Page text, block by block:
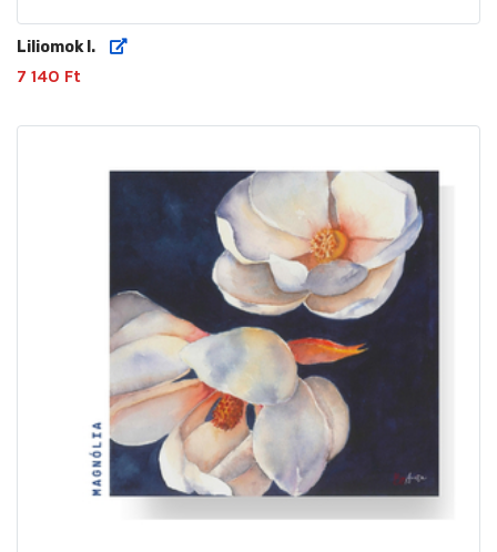
Liliomok I.
7 140 Ft